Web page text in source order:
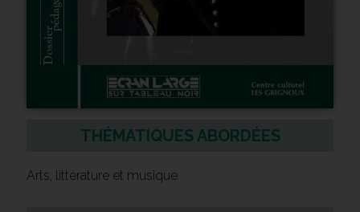
THÉMATIQUES ABORDÉES
Arts, littérature et musique